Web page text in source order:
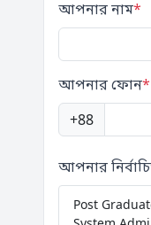
আপনার নাম*
আপনার ফোন*
+88
আপনার
Post